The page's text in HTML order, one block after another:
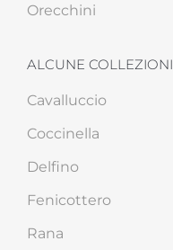
Orecchini
ALCUNE COLLEZIONI
Cavalluccio
Coccinella
Delfino
Fenicottero
Rana